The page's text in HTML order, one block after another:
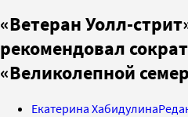
«Ветеран Уолл-
рекомендовал
«Великолепной
Екатерина Хабидулина